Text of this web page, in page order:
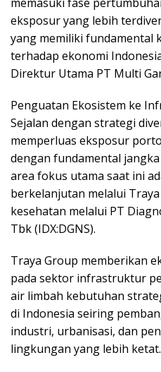
eksposur yang lebih
yang memiliki fundamental
terhadap ekonomi
Direktur Utama PT Multi
Penguatan Ekosistem ke
Sejalan dengan strategi
memperluas eksposur
dengan fundamental
area fokus utama saat ini
berkelanjutan melalui
kesehatan melalui PT
Tbk (IDX:DGNS).
Traya Group memberikan
pada sektor infrastruktur
air limbah kebutuhan
di Indonesia seiring
industri, urbanisasi, dan
lingkungan yang lebih ketat.